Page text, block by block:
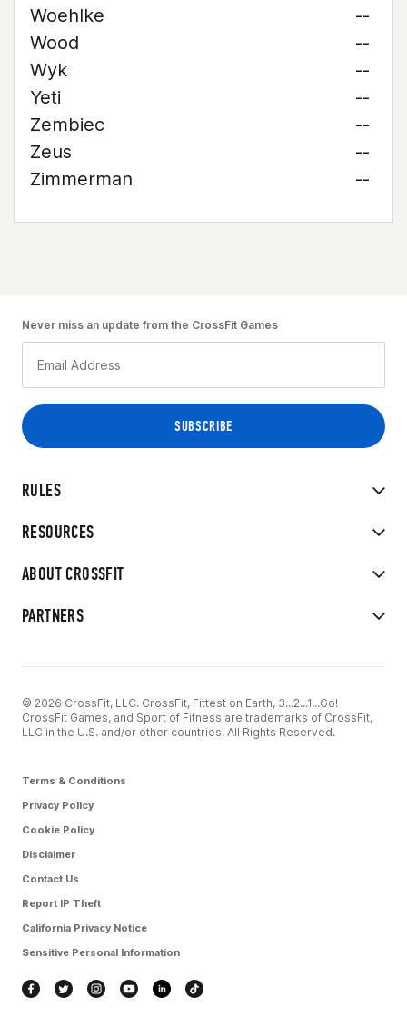
Woehlke
--
Wood
--
Wyk
--
Yeti
--
Zembiec
--
Zeus
--
Zimmerman
--
RULES
RESOURCES
ABOUT CROSSFIT
PARTNERS
Never miss an update from the CrossFit Games
© 2026 CrossFit, LLC. CrossFit, Fittest on Earth, 3...2...1...Go!
CrossFit Games, and Sport of Fitness are trademarks of CrossFit,
LLC in the U.S. and/or other countries. All Rights Reserved.
Terms & Conditions
Privacy Policy
Cookie Policy
Disclaimer
Contact Us
Report IP Theft
California Privacy Notice
Sensitive Personal Information